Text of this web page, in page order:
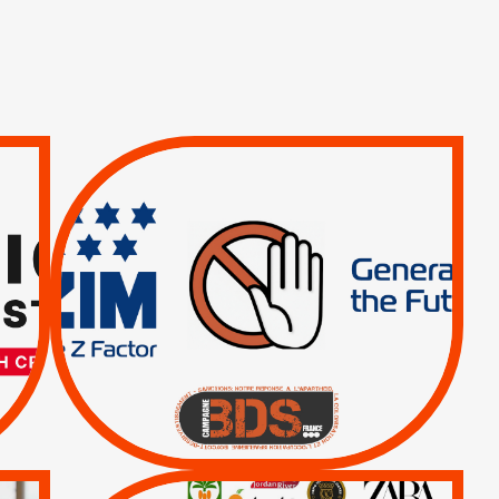
RESPECT DU DROIT
INTERNATIONAL ?
TRUMP, MACRON :
MÊME COMBAT
| Actus |
| Boycott militaire |
Lettres d'interpellation